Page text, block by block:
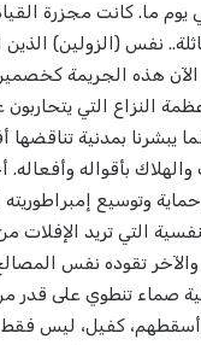
يوم ما. كانت مجزرة
نفس (الزولين) الذين
الآن هذه الجريمة
النزاع التي
يبشرنا بمدنية تناقضها
والهلاك بأقواله
وتوسيع
التي تريد الإفلات
والآخر تقوده نفس
صماء تنطوي على قدر
كفيل، ليس فقط